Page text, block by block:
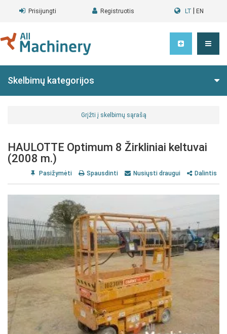
Prisijungti Registruotis LT EN
Skelbimų kategorijos
Grįžti į skelbimų sąrašą
HAULOTTE Optimum 8 Žirkliniai keltuvai
(2008 m.)
Pasižymėti Spausdinti Nusiųsti draugui Dalintis